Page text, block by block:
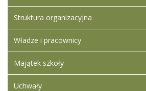
Struktura organizacyjna
Władze i pracownicy
Majątek szkoły
Uchwały